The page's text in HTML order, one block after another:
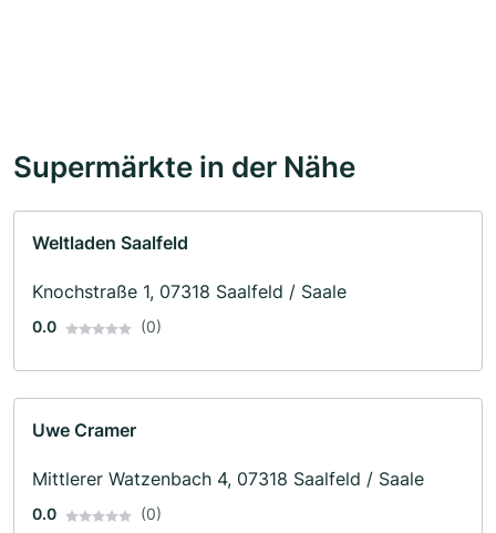
Supermärkte in der Nähe
Weltladen Saalfeld
Knochstraße 1, 07318 Saalfeld / Saale
0.0 (0)
Uwe Cramer
Mittlerer Watzenbach 4, 07318 Saalfeld / Saale
0.0 (0)